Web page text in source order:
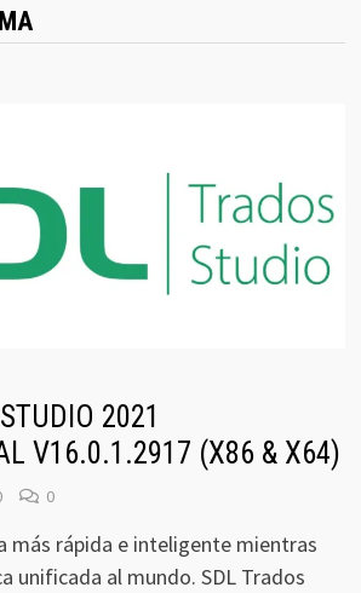
2021
V16.0.1.2917 (X86 & X64)
0
más rápida e inteligente mientras
unificada al mundo. SDL Trados